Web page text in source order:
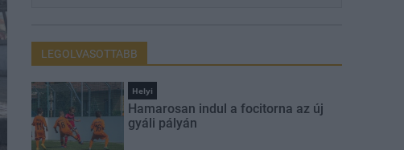
LEGOLVASOTTABB
Helyi
Hamarosan indul a focitorna az új
gyáli pályán